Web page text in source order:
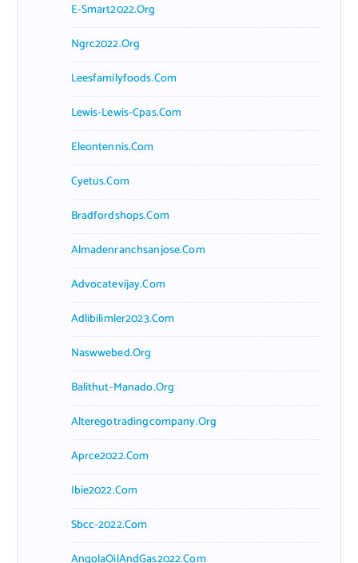
E-Smart2022.org
Ngrc2022.org
Leesfamilyfoods.com
Lewis-Lewis-Cpas.com
Eleontennis.com
Cyetus.com
Bradfordshops.com
Almadenranchsanjose.com
Advocatevijay.com
Adlibilimler2023.com
Naswwebed.org
Balithut-Manado.org
Alteregotradingcompany.org
Aprce2022.com
Ibie2022.com
Sbcc-2022.com
AngolaOilAndGas2022.com